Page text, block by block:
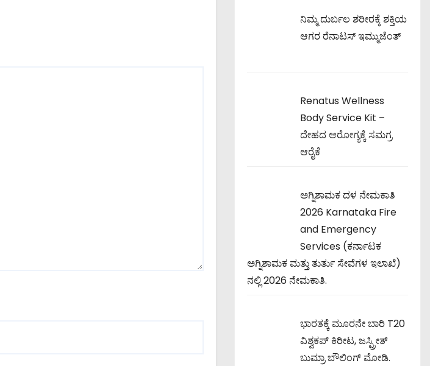
ನಿಮ್ಮ ದುರ್ಬಲ ಶರೀರಕ್ಕೆ ಶಕ್ತಿಯ
ಆಗರ ರೆನಾಟಸ್ ಇಮ್ಮುಜೆಂತ್
Renatus Wellness
Body Service Kit –
ದೇಹದ ಆರೋಗ್ಯಕ್ಕೆ ಸಮಗ್ರ
ಆರೈಕೆ
ಅಗ್ನಿಶಾಮಕ ದಳ ನೇಮಕಾತಿ
2026 Karnataka Fire
and Emergency
Services (ಕರ್ನಾಟಕ
ಅಗ್ನಿಶಾಮಕ ಮತ್ತು ತುರ್ತು ಸೇವೆಗಳ ಇಲಾಖೆ)
ನಲ್ಲಿ 2026 ನೇಮಕಾತಿ.
ಭಾರತಕ್ಕೆ ಮೂರನೇ ಬಾರಿ T20
ವಿಶ್ವಕಪ್ ಕಿರೀಟ, ಜಸ್ಪ್ರೀತ್
ಬುಮ್ರಾ ಬೌಲಿಂಗ್ ಮೋಡಿ.